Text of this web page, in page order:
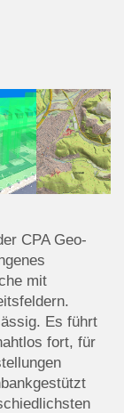
CPA Geo-
mit
Es führt
fort, für